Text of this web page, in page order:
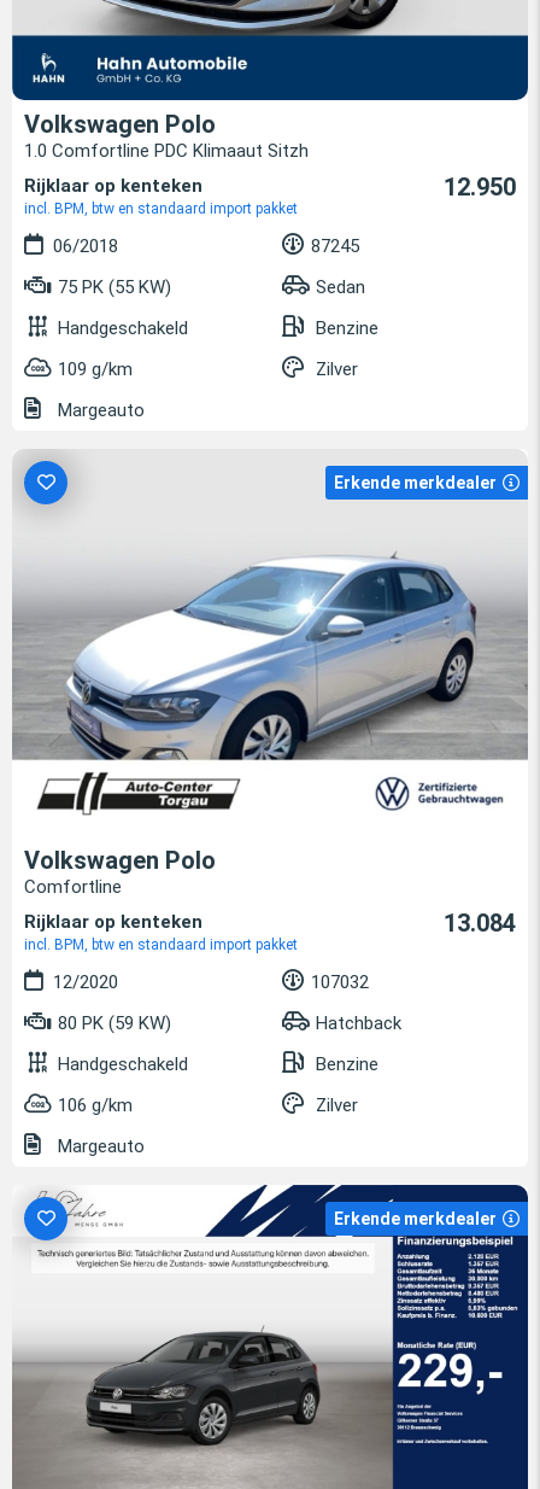
Volkswagen Polo
1.0 Comfortline PDC Klimaaut Sitzh
Rijklaar op kenteken
incl. BPM, btw en standaard import pakket
12.950
06/2018
87245
75 PK (55 KW)
Sedan
Handgeschakeld
Benzine
109 g/km
Zilver
Margeauto
Erkende merkdealer
Volkswagen Polo
Comfortline
Rijklaar op kenteken
incl. BPM, btw en standaard import pakket
13.084
12/2020
107032
80 PK (59 KW)
Hatchback
Handgeschakeld
Benzine
106 g/km
Zilver
Margeauto
Erkende merkdealer